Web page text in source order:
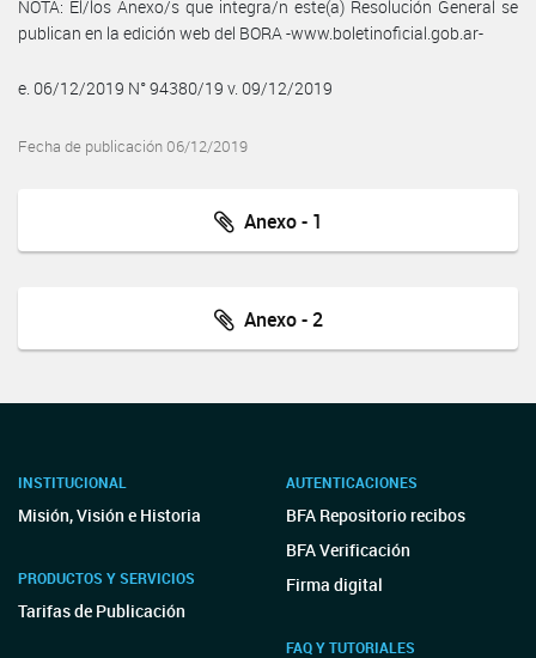
NOTA: El/los Anexo/s que integra/n este(a) Resolución General se
publican en la edición web del BORA -www.boletinoficial.gob.ar-
e. 06/12/2019 N° 94380/19 v. 09/12/2019
Fecha de publicación 06/12/2019
Anexo - 1
Anexo - 2
INSTITUCIONAL
Misión, Visión e Historia
PRODUCTOS Y SERVICIOS
Tarifas de Publicación
AUTENTICACIONES
BFA Repositorio recibos
BFA Verificación
Firma digital
FAQ Y TUTORIALES